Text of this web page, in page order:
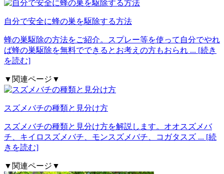
自分で安全に蜂の巣を駆除する方法
蜂の巣駆除の方法をご紹介。スプレー等を使って自分でやれ
ば蜂の巣駆除を無料でできるとお考えの方もおられ ... [続き
を読む]
▼関連ページ▼
スズメバチの種類と見分け方
スズメバチの種類と見分け方を解説します。オオスズメバ
チ、キイロスズメバチ、モンスズメバチ、コガタスズ ... [続
きを読む]
▼関連ページ▼